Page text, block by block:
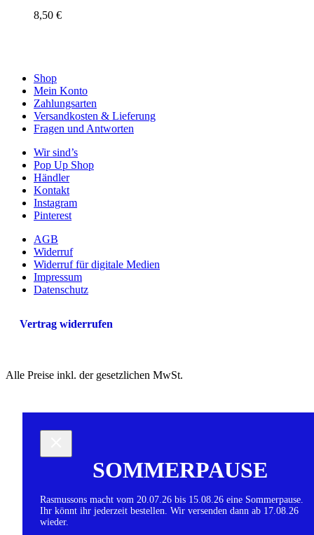
8,50 €
Shop
Mein Konto
Zahlungsarten
Versandkosten & Lieferung
Fragen und Antworten
Wir sind’s
Pop Up Shop
Händler
Kontakt
Instagram
Pinterest
AGB
Widerruf
Widerruf für digitale Medien
Impressum
Datenschutz
Vertrag widerrufen
Alle Preise inkl. der gesetzlichen MwSt.
SOMMERPAUSE
Rasmussons macht vom 20.07.26 bis 15.08.26 eine Sommerpause.
Ihr könnt ihr jederzeit bestellen. Wir versenden dann ab 17.08.26
wieder.